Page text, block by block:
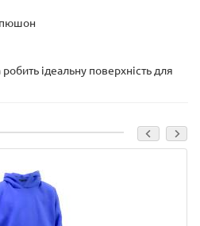
ідеальну поверхність для